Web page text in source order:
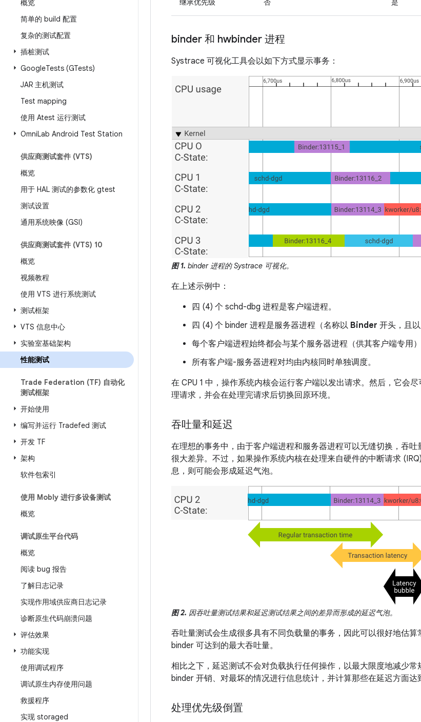
概览
简单的 build 配置
复杂的测试配置
插桩测试
GoogleTests (GTests)
JAR 主机测试
Test mapping
使用 Atest 运行测试
OmniLab Android Test Station
供应商测试套件 (VTS)
概览
用于 HAL 测试的参数化 gtest
测试设置
通用系统映像 (GSI)
供应商测试套件 (VTS) 10
概览
视频教程
使用 VTS 进行系统测试
测试框架
VTS 信息中心
实验室基础架构
性能测试
Trade Federation (TF) 自动化
测试框架
开始使用
编写并运行 Tradefed 测试
开发 TF
架构
软件包索引
使用 Mobly 进行多设备测试
概览
调试原生平台代码
概览
阅读 bug 报告
了解日志记录
实现作用域供应商日志记录
诊断原生代码崩溃问题
评估效果
功能实现
使用调试程序
调试原生内存使用问题
救援程序
实现 storaged
继承优先级 否 是
binder 和 hwbinder 进程
Systrace 可视化工具会以如下方式显示事务：
图 1. binder 进程的 Systrace 可视化。
在上述示例中：
四 (4) 个 schd-dbg 进程是客户端进程。
四 (4) 个 binder 进程是服务器进程（名称以 Binder 开头，且以
每个客户端进程始终都会与某个服务器进程（供其客户端专用）
所有客户端-服务器进程对均由内核同时单独调度。
在 CPU 1 中，操作系统内核会运行客户端以发出请求。然后，它会
理请求，并会在处理完请求后切换回原环境。
吞吐量和延迟
在理想的事务中，由于客户端进程和服务器进程可以无缝切换，吞
很大差异。不过，如果操作系统内核在处理来自硬件的中断请求
息，则可能会形成延迟气泡。
图 2. 因吞吐量测试结果和延迟测试结果之间的差异而形成的延迟气泡。
吞吐量测试会生成很多具有不同负载量的事务，因此可以很好地估
binder 可达到的最大吞吐量。
相比之下，延迟测试不会对负载执行任何操作，以最大限度地减少
binder 开销、对最坏的情况进行信息统计，并计算那些在延迟方面达
处理优先级倒置